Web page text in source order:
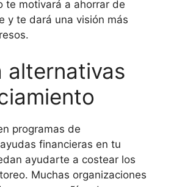
te motivará a ahorrar de
y te dará una visión más
alternativas
programas de
financieras en tu
ayudarte a costear los
Muchas organizaciones